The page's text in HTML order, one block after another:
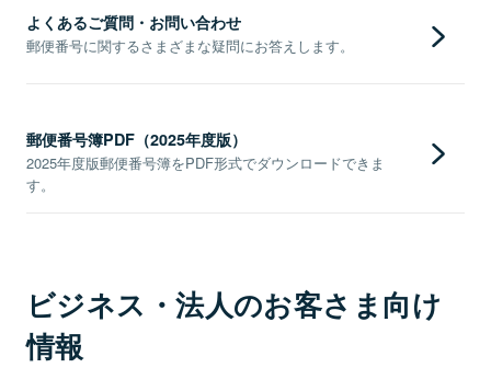
よくあるご質問・お問い合わせ
郵便番号に関するさまざまな疑問にお答えします。
郵便番号簿PDF（2025年度版）
2025年度版郵便番号簿をPDF形式でダウンロードできま
す。
ビジネス・法人のお客さま向け
情報